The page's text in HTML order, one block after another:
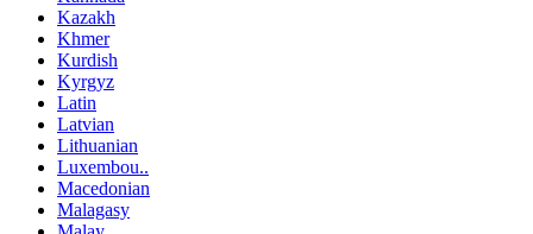
Kazakh
Khmer
Kurdish
Kyrgyz
Latin
Latvian
Lithuanian
Luxembou..
Macedonian
Malagasy